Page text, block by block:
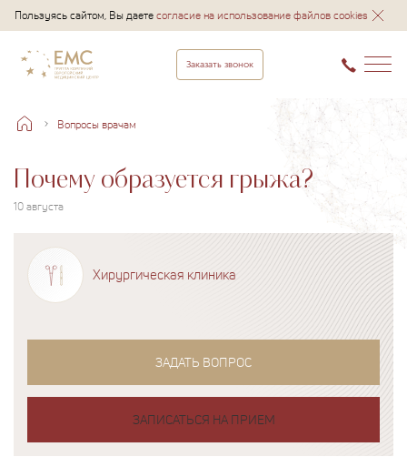
Пользуясь сайтом, Вы даетесогласие на использование файлов cookies
Заказать звонок
Вопросы врачам
Почему образуется грыжа?
10 августа
Хирургическая клиника
ЗАДАТЬ ВОПРОС
ЗАПИСАТЬСЯ НА ПРИЕМ